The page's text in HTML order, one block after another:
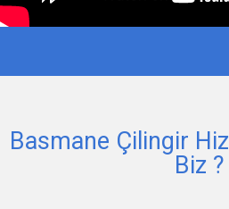
Basmane Çilingir
Biz ?